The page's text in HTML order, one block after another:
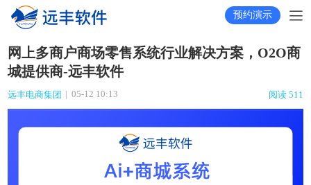
预约演示
网上多商户商场零售系统行业解决方案，O2O商
城提供商-远丰软件
远丰电商集团 | 05-12 10:13 阅读 511